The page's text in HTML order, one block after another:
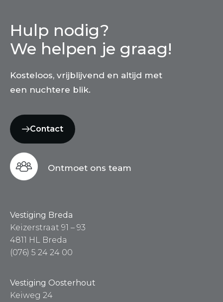
Hulp nodig?
We helpen je graag!
Kosteloos, vrijblijvend en altijd met
een nuchtere blik.
Contact
Ontmoet ons team
Vestiging Breda
Keizerstraat 91 – 93
4811 HL Breda
(076) 5 24 24 00
Vestiging Oosterhout
Keiweg 24